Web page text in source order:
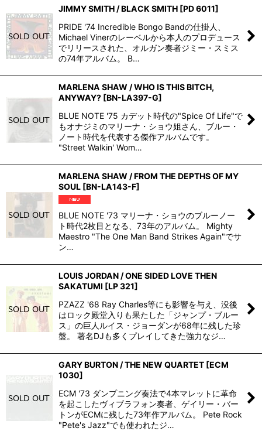
JIMMY SMITH / BLACK SMITH [PD 6011]
PRIDE '74 Incredible Bongo Bandの仕掛人、
Michael Vinerのレーベルから本人のプロデュース
でリリースされた、オルガン奏者ジミー・スミス
の74年アルバム。 B…
MARLENA SHAW / WHO IS THIS BITCH,
ANYWAY? [BN-LA397-G]
BLUE NOTE '75 カデット時代の"Spice Of Life"で
もオナジミのマリーナ・ショウ姐さん、ブルー・
ノート時代を代表する傑作アルバムです。
"Street Walkin' Wom…
MARLENA SHAW / FROM THE DEPTHS OF MY
SOUL [BN-LA143-F]
BLUE NOTE '73 マリーナ・ショウのブルーノー
ト時代2枚目となる、73年のアルバム。 Mighty
Maestro "The One Man Band Strikes Again"でサ
ン…
LOUIS JORDAN / ONE SIDED LOVE THEN
SAKATUMI [LP 321]
PZAZZ '68 Ray Charles等にも影響を与え、没後
はロック殿堂入りも果たした「ジャンプ・ブルー
ス」の巨人ルイス・ジョーダンが68年に残した珍
盤。 著名DJも多くプレイしてきた強力なジ…
GARY BURTON / THE NEW QUARTET [ECM
1030]
ECM '73 ダンプニング奏法で4本マレットに革命
を起こしたヴィブラフォン奏者、ゲイリー・バー
トンがECMに残した73年作アルバム。 Pete Rock
"Pete's Jazz"でも使われたジ…